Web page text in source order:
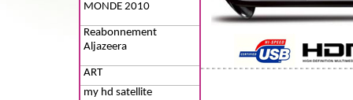
MONDE 2010
Reabonnement
Aljazeera
ART
my hd satellite